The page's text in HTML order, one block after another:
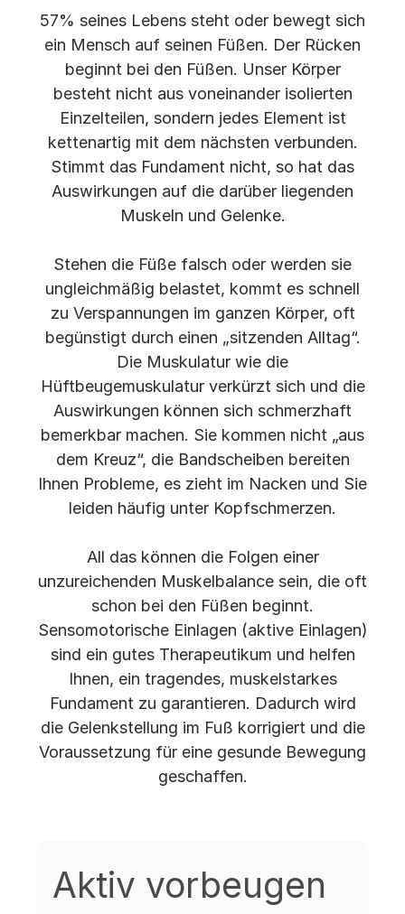
57% seines Lebens steht oder bewegt sich
ein Mensch auf seinen Füßen. Der Rücken
beginnt bei den Füßen. Unser Körper
besteht nicht aus voneinander isolierten
Einzelteilen, sondern jedes Element ist
kettenartig mit dem nächsten verbunden.
Stimmt das Fundament nicht, so hat das
Auswirkungen auf die darüber liegenden
Muskeln und Gelenke.
Stehen die Füße falsch oder werden sie
ungleichmäßig belastet, kommt es schnell
zu Verspannungen im ganzen Körper, oft
begünstigt durch einen „sitzenden Alltag“.
Die Muskulatur wie die
Hüftbeugemuskulatur verkürzt sich und die
Auswirkungen können sich schmerzhaft
bemerkbar machen. Sie kommen nicht „aus
dem Kreuz“, die Bandscheiben bereiten
Ihnen Probleme, es zieht im Nacken und Sie
leiden häufig unter Kopfschmerzen.
All das können die Folgen einer
unzureichenden Muskelbalance sein, die oft
schon bei den Füßen beginnt.
Sensomotorische Einlagen (aktive Einlagen)
sind ein gutes Therapeutikum und helfen
Ihnen, ein tragendes, muskelstarkes
Fundament zu garantieren. Dadurch wird
die Gelenkstellung im Fuß korrigiert und die
Voraussetzung für eine gesunde Bewegung
geschaffen.
Aktiv vorbeugen